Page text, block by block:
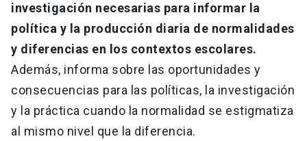
investigación necesarias para informar la
política y la producción diaria de normalidades
y diferencias en los contextos escolares.
Además, informa sobre las oportunidades y
consecuencias para las políticas, la investigación
y la práctica cuando la normalidad se estigmatiza
al mismo nivel que la diferencia.